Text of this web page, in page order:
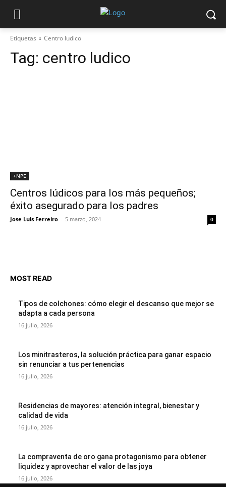
Etiquetas Centro ludico
Tag: centro ludico
+NPE
Centros lúdicos para los más pequeños;
éxito asegurado para los padres
Jose Luis Ferreiro - 5 marzo, 2024 0
MOST READ
Tipos de colchones: cómo elegir el descanso que mejor se
adapta a cada persona
16 julio, 2026
Los minitrasteros, la solución práctica para ganar espacio
sin renunciar a tus pertenencias
16 julio, 2026
Residencias de mayores: atención integral, bienestar y
calidad de vida
16 julio, 2026
La compraventa de oro gana protagonismo para obtener
liquidez y aprovechar el valor de las joya
16 julio, 2026